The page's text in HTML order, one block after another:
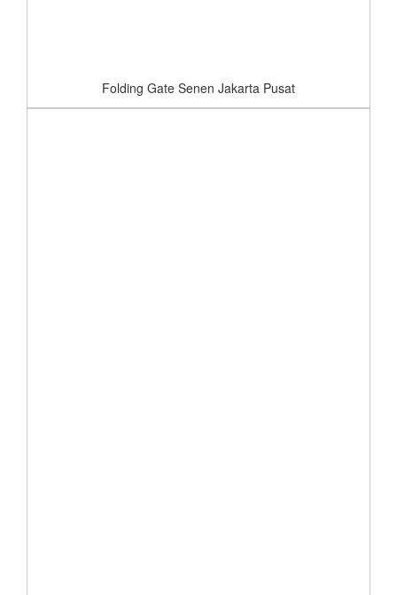
Folding Gate Senen Jakarta Pusat